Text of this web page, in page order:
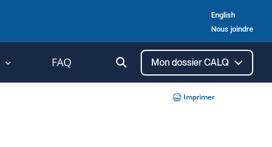
English
Nous joindre
FAQ Ouvrir
la
recherche
Mon dossier CALQ
Imprimer